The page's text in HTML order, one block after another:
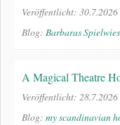
Veröffentlicht: 30.7.2026
Blog: Barbaras
A Magical Theatre
Veröffentlicht: 28.7.2026
Blog: my scandinavian